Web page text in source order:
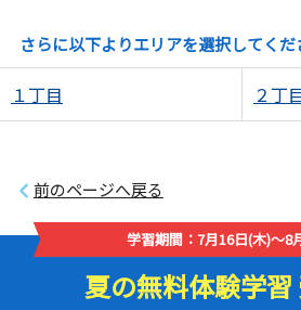
さらに以下よりエリアを選択してくだ
１丁目 ２丁
前のページへ戻る
学習期間：7月16日(木)～8
夏の無料体験学習